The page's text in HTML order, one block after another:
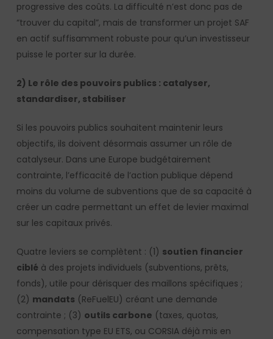
progressive des coûts. La difficulté n’est donc pas de
“trouver du capital”, mais de transformer un projet SAF
en actif suffisamment robuste pour qu’un investisseur
puisse le porter sur la durée.
2) Le rôle des pouvoirs publics : catalyser,
standardiser, stabiliser
Si les pouvoirs publics souhaitent maintenir leurs
objectifs, ils doivent désormais assumer un rôle de
catalyseur. Dans une Europe budgétairement
contrainte, l’efficacité de l’action publique dépend
moins du volume de subventions que de sa capacité à
créer un cadre permettant un effet de levier maximal
sur les capitaux privés.
Quatre leviers se complètent : (1) soutien financier
ciblé à des projets individuels (subventions, prêts,
fonds), utile pour dérisquer des maillons spécifiques ;
(2) mandats (ReFuelEU) créant une demande
contrainte ; (3) outils carbone (taxes, quotas,
compensation type EU ETS, ou CORSIA déjà mis en